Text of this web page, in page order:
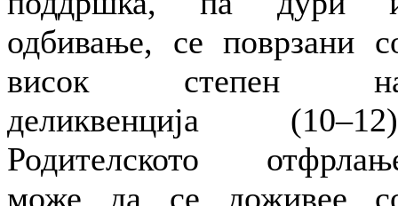
одбивање, се поврзани
висок степен
деликвенција
Родителското
може да се доживее